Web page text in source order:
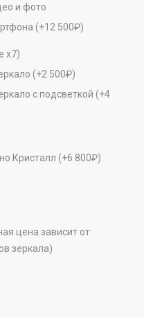
и фото
(+12 500₽)
х7)
(+2 500₽)
с подсветкой (+4
Кристалл (+6 800₽)
цена зависит от
зеркала)